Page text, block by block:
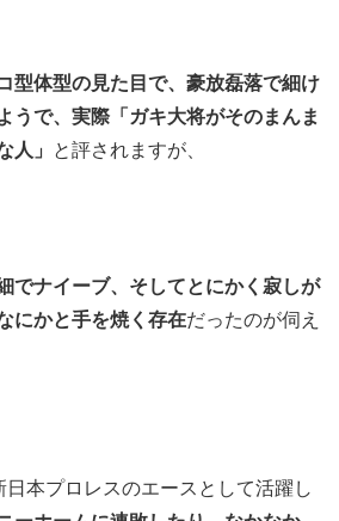
型体型の見た目で、豪放磊落で細け
うで、実際「ガキ大将がそのまんま
人」
と評されますが、
でナイーブ、そしてとにかく寂しが
にかと手を焼く存在だったのが伺え
日本プロレスのエースとして活躍し